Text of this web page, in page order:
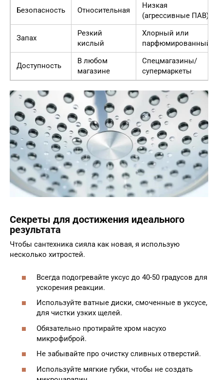
Безопасность Относительная
Низкая
(агрессивные ПАВ)
Запах
Резкий
кислый
Хлорный или
парфюмированный
Доступность
В любом
магазине
Спецмагазины/
супермаркеты
Секреты для достижения идеального
результата
Чтобы сантехника сияла как новая, я использую
несколько хитростей.
Всегда подогревайте уксус до 40-50 градусов для
ускорения реакции.
Используйте ватные диски, смоченные в уксусе,
для чистки узких щелей.
Обязательно протирайте хром насухо
микрофиброй.
Не забывайте про очистку сливных отверстий.
Используйте мягкие губки, чтобы не создать